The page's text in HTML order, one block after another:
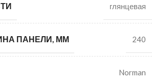
глянцевая
ПАНЕЛИ, ММ 240
Norman